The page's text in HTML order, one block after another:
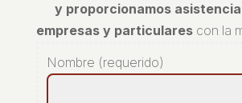
y proporcionamos
empresas y particularescon la
Nombre (requerido)